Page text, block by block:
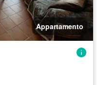
Appartamento